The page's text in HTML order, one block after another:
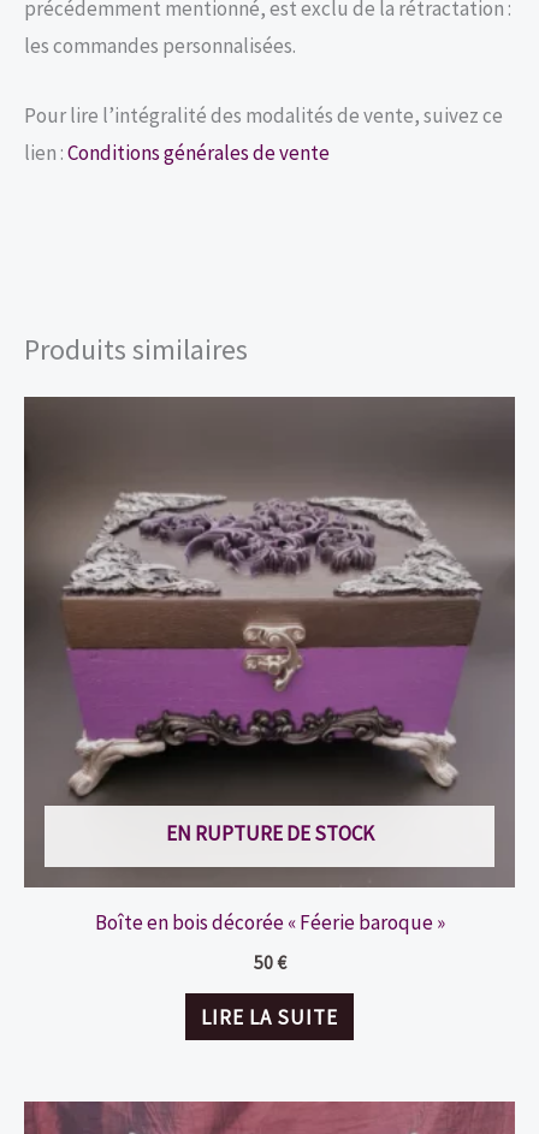
précédemment mentionné, est exclu de la rétractation :
les commandes personnalisées.
Pour lire l’intégralité des modalités de vente, suivez ce
lien :Conditions générales de vente
Produits similaires
EN RUPTURE DE STOCK
Boîte en bois décorée « Féerie baroque »
50€
LIRE LA SUITE